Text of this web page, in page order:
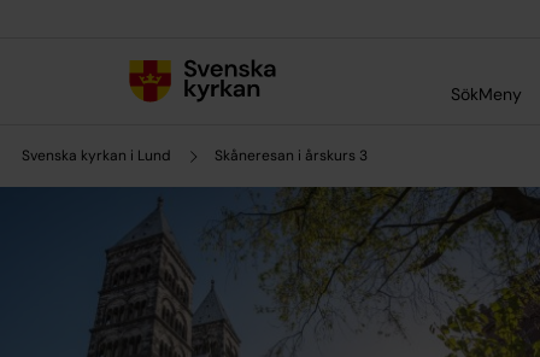
SökMeny
Svenska kyrkan i Lund Skåneresan i årskurs 3